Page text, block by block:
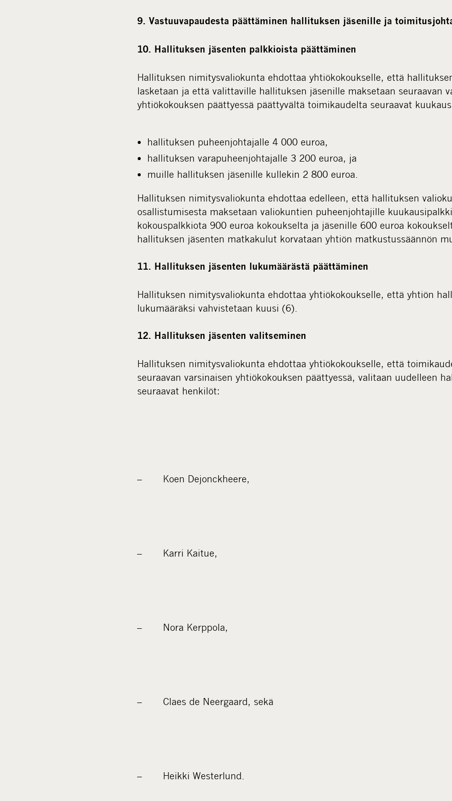
9. Vastuuvapaudesta päättäminen hallituksen jäsenille ja
10. Hallituksen jäsenten palkkioista päättäminen
Hallituksen nimitysvaliokunta ehdottaa yhtiökokoukselle, että
lasketaan ja että valittaville hallituksen jäsenille maksetaan seuraavan
yhtiökokouksen päättyessä päättyvältä toimikaudelta seuraavat
hallituksen puheenjohtajalle 4 000 euroa,
hallituksen varapuheenjohtajalle 3 200 euroa, ja
muille hallituksen jäsenille kullekin 2 800 euroa.
Hallituksen nimitysvaliokunta ehdottaa edelleen, että hallituksen
osallistumisesta maksetaan valiokuntien puheenjohtajille
kokouspalkkiota 900 euroa kokoukselta ja jäsenille 600 euroa
hallituksen jäsenten matkakulut korvataan yhtiön matkustussäännön
11. Hallituksen jäsenten lukumäärästä päättäminen
Hallituksen nimitysvaliokunta ehdottaa yhtiökokoukselle, että yhtiön
lukumääräksi vahvistetaan kuusi (6).
12. Hallituksen jäsenten valitseminen
Hallituksen nimitysvaliokunta ehdottaa yhtiökokoukselle, että
seuraavan varsinaisen yhtiökokouksen päättyessä, valitaan uudelleen
seuraavat henkilöt:
– Koen Dejonckheere,
– Karri Kaitue,
– Nora Kerppola,
– Claes de Neergaard, sekä
– Heikki Westerlund.